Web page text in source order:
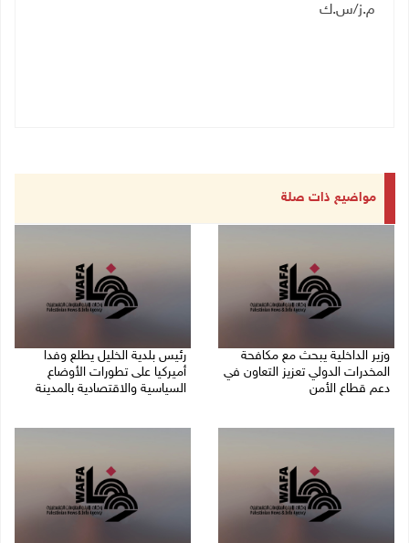
م.ز/س.ك
مواضيع ذات صلة
وزير الداخلية يبحث مع مكافحة
المخدرات الدولي تعزيز التعاون في
دعم قطاع الأمن
رئيس بلدية الخليل يطلع وفدا
أميركيا على تطورات الأوضاع
السياسية والاقتصادية بالمدينة